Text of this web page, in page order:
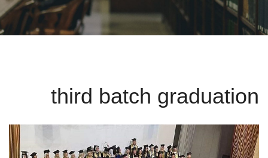
البحث العلمي
المراكز والوحدات
الأنظمة الذكية
third batch graduation